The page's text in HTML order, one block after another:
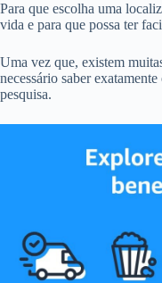
Para que escolha uma
vida e para que possa ter
Uma vez que, existem
necessário saber
pesquisa.